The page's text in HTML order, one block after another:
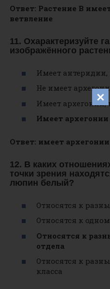
Ответ: Растение В
ветвление
11. Охарактеризуйте
изображённого
Имеет антеридии,
Не имеет
Имеет архегонии,
Имеет
Ответ: имеет
12. В каких
точки зрения
люпин белый?
Относятся к
Относятся к
Относятся к
отдела
Относятся к
класса